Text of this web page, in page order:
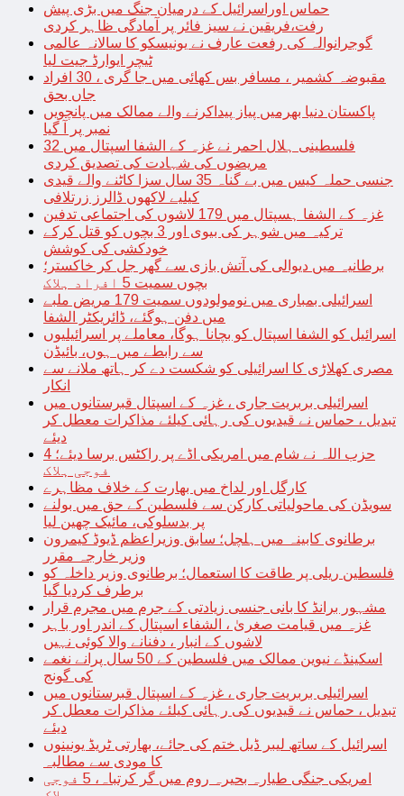
حماس اوراسرائیل کے درمیان جنگ میں بڑی پیش
رفت،فریقین نے سیز فائر پر آمادگی ظاہر کردی
گوجرانوالہ کی رفعت عارف نے یونیسکو کا سالانہ عالمی
ٹیچر ایوارڈ جیت لیا
مقبوضہ کشمیر ، مسافر بس کھائی میں جا گری ، 30 افراد
جاں بحق
پاکستان دنیا بھرمیں پیاز پیداکرنے والے ممالک میں پانچویں
نمبر پر آ گیا
فلسطینی ہلال احمر نے غزہ کے الشفا اسپتال میں 32
مریضوں کی شہادت کی تصدیق کردی
جنسی حملہ کیس میں بے گناہ 35 سال سزا کاٹنے والے قیدی
کیلیے لاکھوں ڈالرز زرتلافی
غزہ کے الشفا ہسپتال میں 179 لاشوں کی اجتماعی تدفین
ترکیہ میں شوہر کی بیوی اور 3 بچوں کو قتل کرکے
خودکشی کی کوشش
برطانیہ میں دیوالی کی آتش بازی سے گھر جل کر خاکستر؛
بچوں سمیت 5 افراد ہلاک
اسرائیلی بمباری میں نومولودوں سمیت 179 مریض ملبے
میں دفن ہوگئے، ڈائریکٹر الشفا
اسرائیل کو الشفا اسپتال کو بچانا ہوگا، معاملے پر اسرائیلیوں
سے رابطے میں ہوں، بائیڈن
مصری کھلاڑی کا اسرائیلی کو شکست دے کر ہاتھ ملانے سے
انکار
اسرائیلی بربریت جاری ، غزہ کے اسپتال قبرستانوں میں
تبدیل ، حماس نے قیدیوں کی رہائی کیلئے مذاکرات معطل کر
دیئے
حزب اللہ نے شام میں امریکی اڈے پر راکٹس برسا دیئے؛ 4
فوجی ہلاک
کارگل اور لداخ میں بھارت کے خلاف مظاہرے
سویڈن کی ماحولیاتی کارکن سے فلسطین کے حق میں بولنے
پر بدسلوکی، مائیک چھین لیا
برطانوی کابینہ میں ہلچل؛ سابق وزیراعظم ڈیوڈ کیمرون
وزیر خارجہ مقرر
فلسطین ریلی پر طاقت کا استعمال؛ برطانوی وزیر داخلہ کو
برطرف کردیا گیا
مشہور برانڈ کا بانی جنسی زیادتی کے جرم میں مجرم قرار
غزہ میں قیامت صغریٰ ، الشفاء اسپتال کے اندر اور باہر
لاشوں کے انبار ، دفنانے والا کوئی نہیں
اسکینڈے نیوین ممالک میں فلسطین کے 50 سال پرانے نغمے
کی گونج
اسرائیلی بربریت جاری ، غزہ کے اسپتال قبرستانوں میں
تبدیل ، حماس نے قیدیوں کی رہائی کیلئے مذاکرات معطل کر
دیئے
اسرائیل کے ساتھ لیبر ڈیل ختم کی جائے، بھارتی ٹریڈ یونینوں
کا مودی سے مطالبہ
امریکی جنگی طیارہ بحیرہ روم میں گر کرتباہ، 5 فوجی